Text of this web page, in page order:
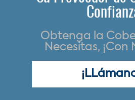
Obtenga la
Necesitas, ¡Con